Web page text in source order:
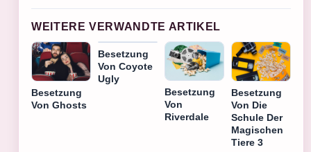
WEITERE VERWANDTE ARTIKEL
Besetzung
Von Ghosts
Besetzung
Von Coyote
Ugly
Besetzung
Von
Riverdale
Besetzung
Von Die
Schule Der
Magischen
Tiere 3